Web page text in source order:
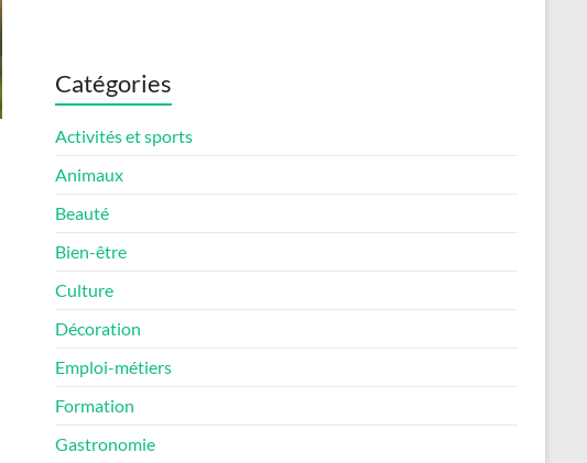
Catégories
Activités et sports
Animaux
Beauté
Bien-être
Culture
Décoration
Emploi-métiers
Formation
Gastronomie